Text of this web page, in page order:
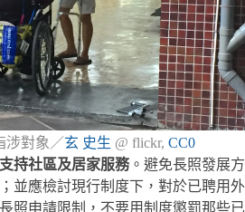
涉對象／玄 史生 @ flickr, CC0
持社區及居家服務。避免長照發展方
並應檢討現行制度下，對於已聘用外
照申請限制，不要用制度懲罰那些已